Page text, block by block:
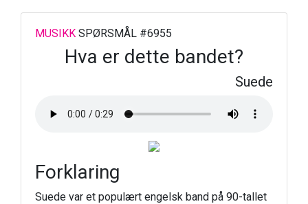
MUSIKK SPØRSMÅL #6955
Hva er dette bandet?
Suede
Forklaring
Suede var et populært engelsk band på 90-tallet